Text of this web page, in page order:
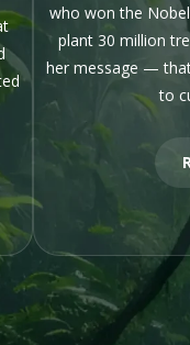
who won the
plant 30 million
her message —
to